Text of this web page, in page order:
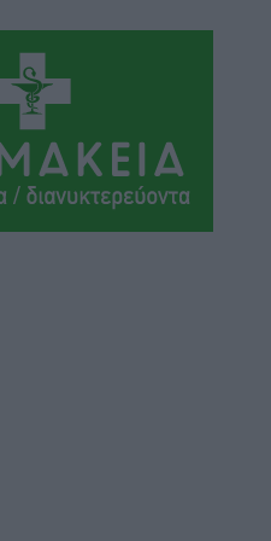
7 ώρες
θεσμική εξέλιξη η
τον τουρισμό